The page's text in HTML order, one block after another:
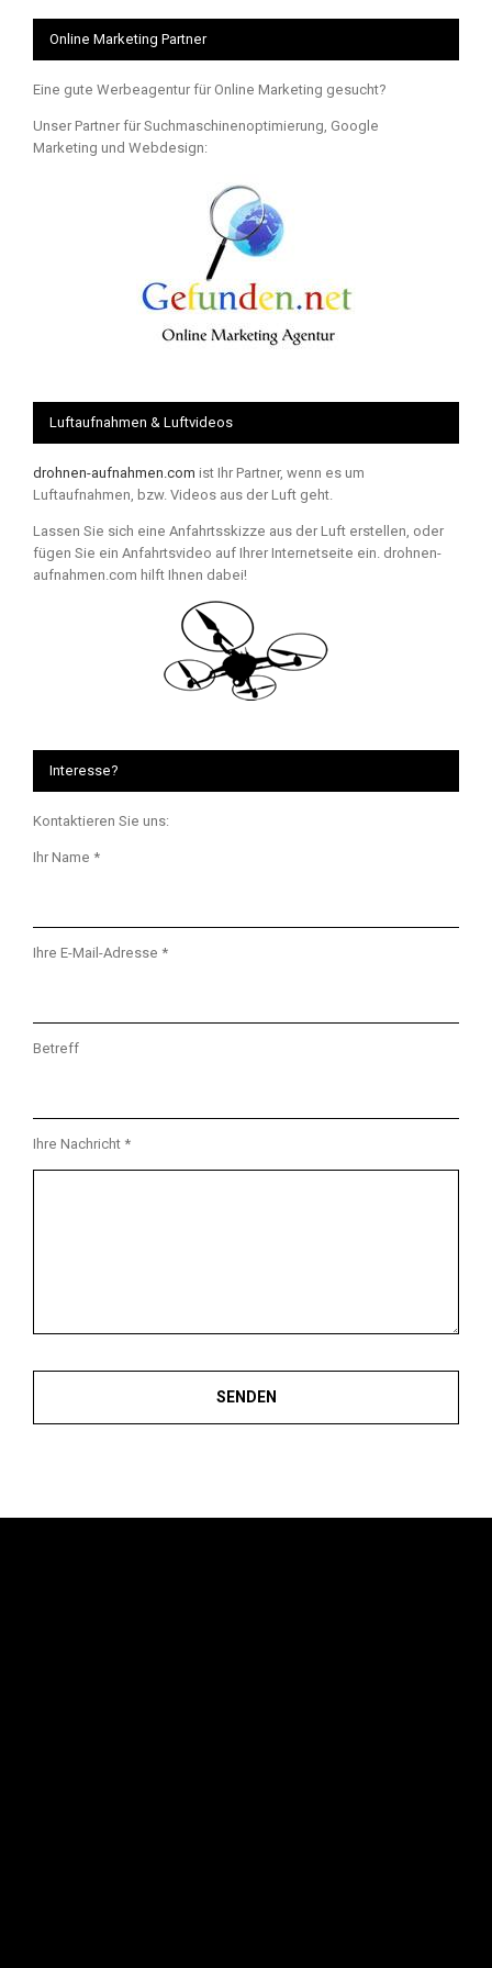
Online Marketing Partner
Eine gute Werbeagentur für Online Marketing gesucht?
Unser Partner für Suchmaschinenoptimierung, Google
Marketing und Webdesign:
Luftaufnahmen & Luftvideos
drohnen-aufnahmen.com ist Ihr Partner, wenn es um
Luftaufnahmen, bzw. Videos aus der Luft geht.
Lassen Sie sich eine Anfahrtsskizze aus der Luft erstellen, oder
fügen Sie ein Anfahrtsvideo auf Ihrer Internetseite ein. drohnen-
aufnahmen.com hilft Ihnen dabei!
Interesse?
Kontaktieren Sie uns:
Ihr Name *
Ihre E-Mail-Adresse *
Betreff
Ihre Nachricht *